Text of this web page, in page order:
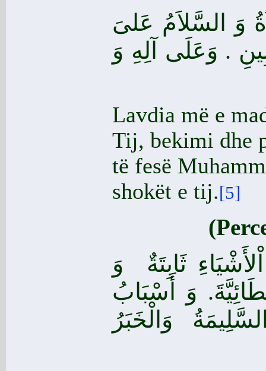
وَ السَّلاَمُ عَلىَ
. وَعَلَى آلِهِ وَ
Lavdia më e
Tij, bekimi dhe
të fesë
shokët e tij.[5]
ثَابِتَةٌ
وَ
وَ أَسْبَابُ
وَالْخَبَرُ